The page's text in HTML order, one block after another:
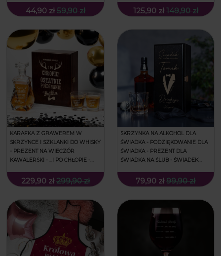
44,90 zł 59,90 zł 125,90 zł 149,90 zł
KARAFKA Z GRAWEREM W
SKRZYNCE I SZKLANKI DO WHISKY
- PREZENT NA WIECZÓR
KAWALERSKI - ...I PO CHŁOPIE -
229,90 zł 299,90 zł
SKRZYNKA NA ALKOHOL DLA
ŚWIADKA - PODZIĘKOWANIE DLA
ŚWIADKA - PREZENT DLA
ŚWIADKA NA ŚLUB - ŚWIADEK
79,90 zł 99,90 zł